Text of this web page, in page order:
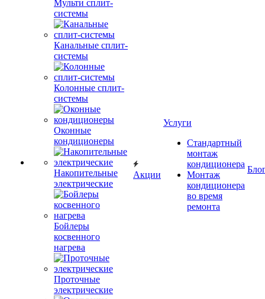
Мульти сплит-
системы
Канальные сплит-
системы
Колонные сплит-
системы
Оконные
кондиционеры
Накопительные
электрические
Бойлеры
косвенного
нагрева
Проточные
электрические
Акции
Услуги
Стандартный
монтаж
кондиционера
Монтаж
кондиционера
во время
ремонта